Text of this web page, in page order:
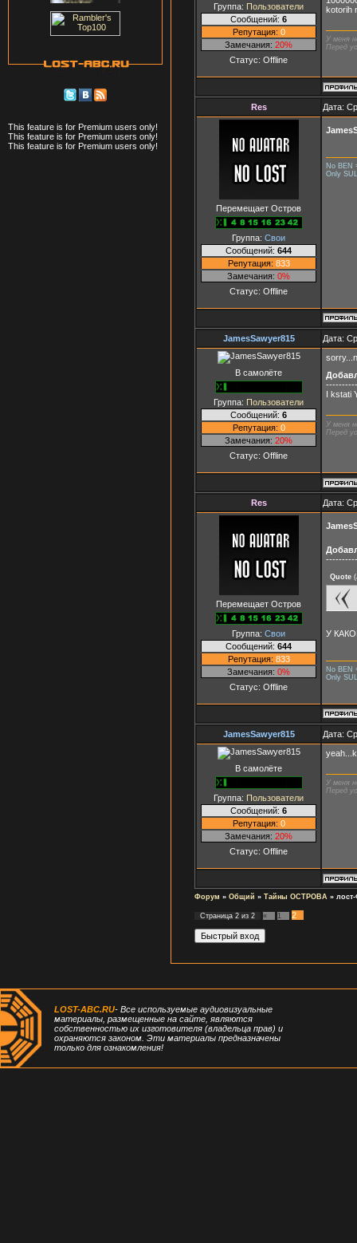
This feature is for Premium users only!
This feature is for Premium users only!
This feature is for Premium users only!
Группа: Пользователи
Сообщений: 6
Репутация: 0
Замечания: 20%
Статус: Offline
kotorih
У меня
Перед
Res Дата:
Перемещает Остров
Группа: Свои
Сообщений: 644
Репутация: 833
Замечания: 0%
Статус: Offline
No BEN
Only
JamesSawyer815 Дата:
В самолёте
Группа: Пользователи
Сообщений: 6
Репутация: 0
Замечания: 20%
Статус: Offline
I kstati
У меня
Перед
Res Дата:
Перемещает Остров
Группа: Свои
Сообщений: 644
Репутация: 833
Замечания: 0%
Статус: Offline
Quote (
У
No BEN
Only
JamesSawyer815 Дата:
В самолёте
Группа: Пользователи
Сообщений: 6
Репутация: 0
Замечания: 20%
Статус: Offline
У меня
Перед
Форум » Общий » Тайны ОСТРОВА »
Страница 2 из 2 « 1 2
LOST-ABC.RU- Все используемые аудиовизуальные
материалы, размещенные на сайте, являются
собственностью их изготовителя (владельца прав) и
охраняются законом. Эти материалы предназначены
только для ознакомления!